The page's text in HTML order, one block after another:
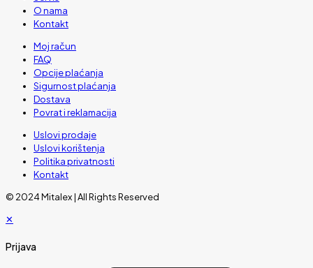
O nama
Kontakt
Moj račun
FAQ
Opcije plaćanja
Sigurnost plaćanja
Dostava
Povrat i reklamacija
Uslovi prodaje
Uslovi korištenja
Politika privatnosti
Kontakt
© 2024 Mitalex | All Rights Reserved
✕
Prijava